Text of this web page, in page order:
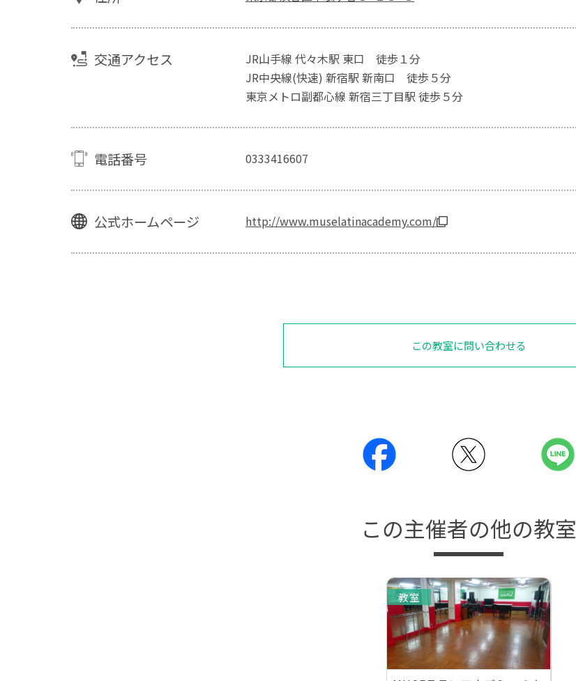
交通アクセス
JR山手線 代々木駅 東口 徒歩１分
JR中央線(快速) 新宿駅 新南口 徒歩５分
東京メトロ副都心線 新宿三丁目駅 徒歩５分
電話番号 0333416607
公式ホームページ http://www.muselatinacademy.com/
この教室に問い合わせる
この主催者の他の教室
教室